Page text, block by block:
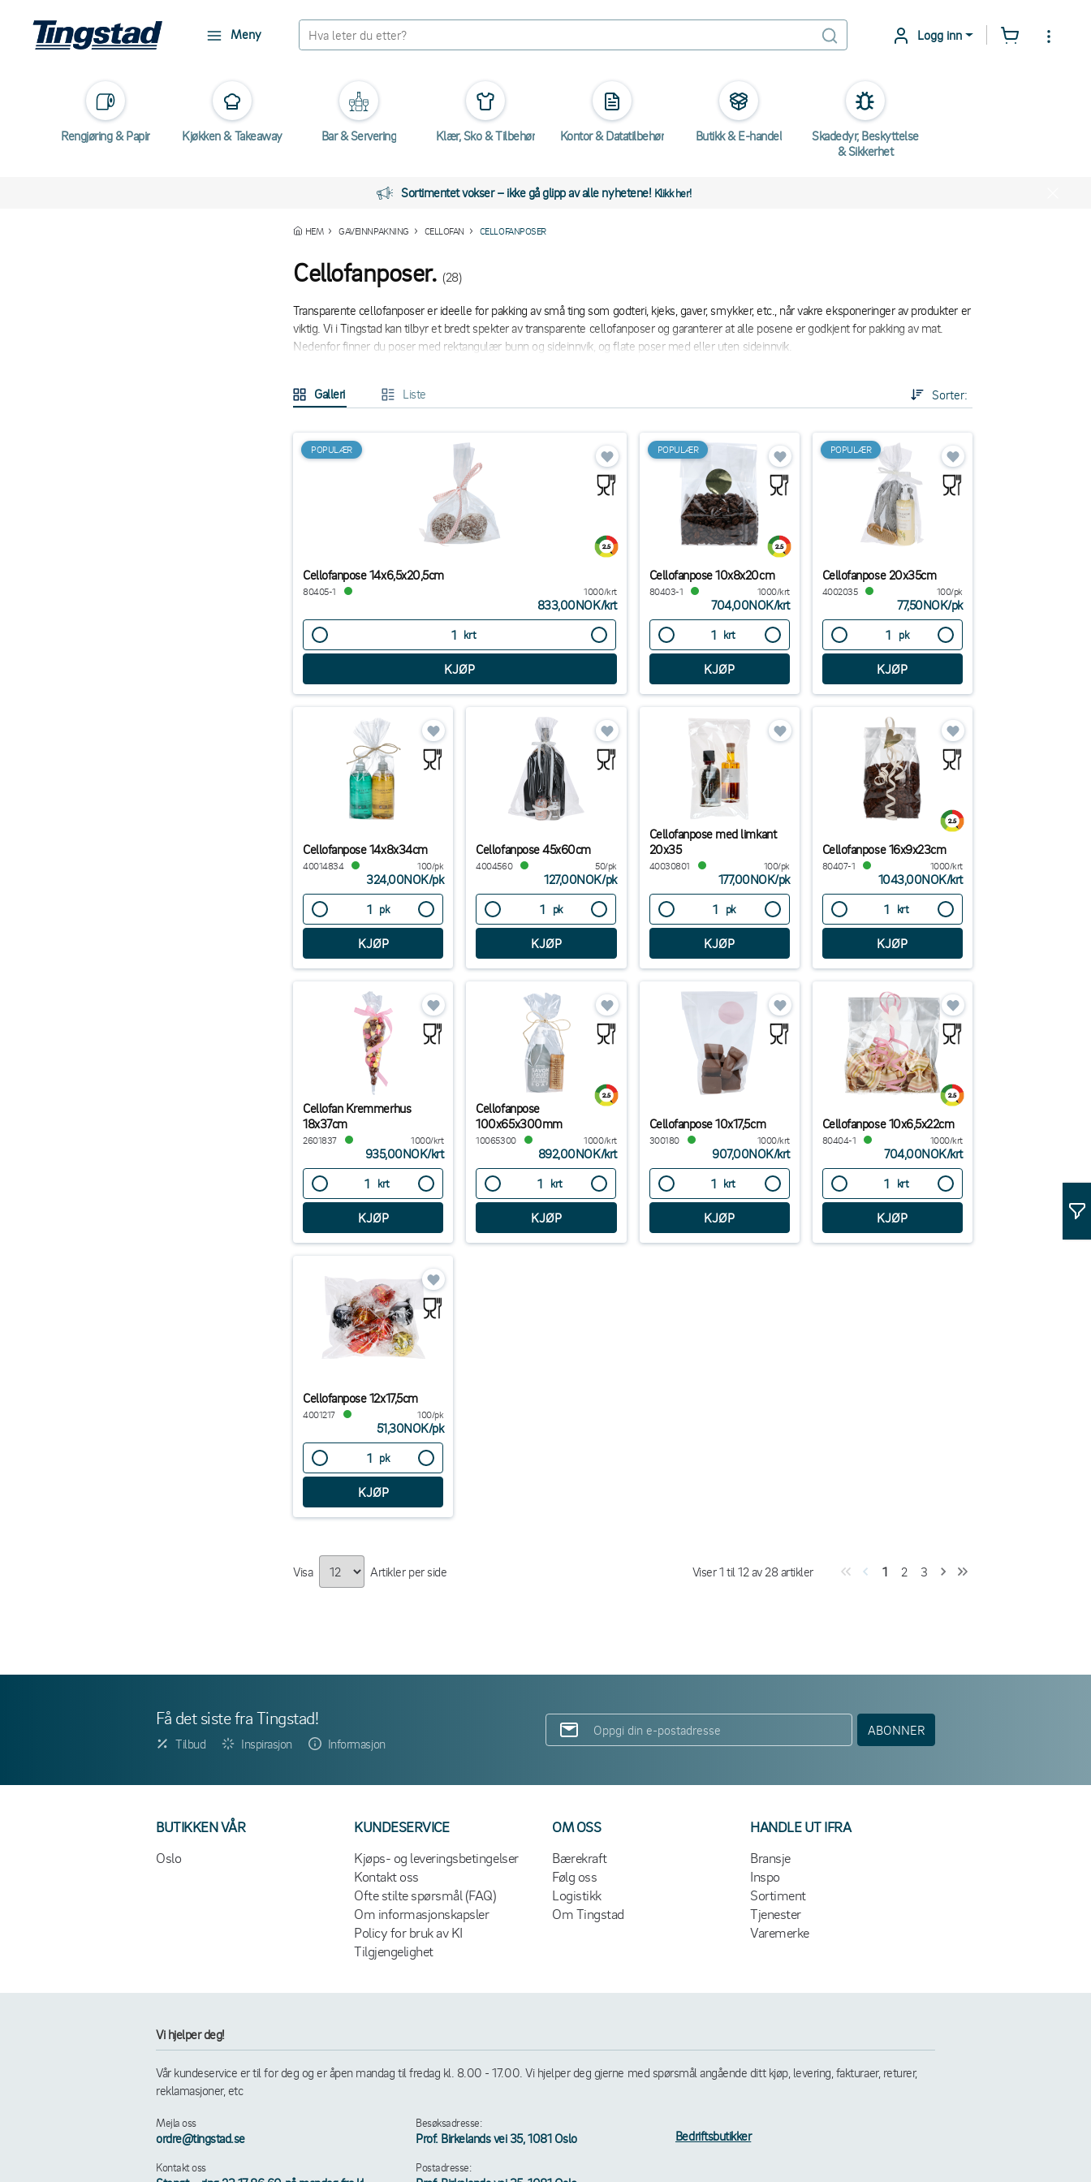
Meny Logg inn
Rengjøring & Papir Kjøkken & Takeaway Bar & Servering Klær, Sko & Tilbehør Kontor & Datatilbehør Butikk & E-handel
Skadedyr, Beskyttelse
& Sikkerhet
Sortimentet vokser – ikke gå glipp av alle nyhetene! Klikk her!
HEM GAVEINNPAKNING CELLOFAN CELLOFANPOSER
Cellofanposer. (28)
Transparente cellofanposer er ideelle for pakking av små ting som godteri, kjeks, gaver, smykker, etc., når vakre eksponeringer av produkter er
viktig. Vi i Tingstad kan tilbyr et bredt spekter av transparente cellofanposer og garanterer at alle posene er godkjent for pakking av mat.
Nedenfor finner du poser med rektangulær bunn og sideinnvik, og flate poser med eller uten sideinnvik.
Galleri Liste Sorter:
POPULÆR
Cellofanpose 14x6,5x20,5cm
80405-1 1000/krt
833,00NOK/krt
krt
POPULÆR
Cellofanpose 10x8x20cm
80403-1 1000/krt
704,00NOK/krt
krt
POPULÆR
Cellofanpose 20x35cm
4002035 100/pk
77,50NOK/pk
pk
Cellofanpose 14x8x34cm
40014834 100/pk
324,00NOK/pk
pk
Cellofanpose 45x60cm
4004560 50/pk
127,00NOK/pk
pk
Cellofanpose med limkant
20x35
40030801 100/pk
177,00NOK/pk
pk
Cellofanpose 16x9x23cm
80407-1 1000/krt
1043,00NOK/krt
krt
Cellofan Kremmerhus
18x37cm
2601837 1000/krt
935,00NOK/krt
krt
Cellofanpose
100x65x300mm
10065300 1000/krt
892,00NOK/krt
krt
Cellofanpose 10x17,5cm
300180 1000/krt
907,00NOK/krt
krt
Cellofanpose 10x6,5x22cm
80404-1 1000/krt
704,00NOK/krt
krt
Cellofanpose 12x17,5cm
4001217 100/pk
51,30NOK/pk
pk
Visa Artikler per side Viser1 til12av 28artikler 1 2 3
Få det siste fra Tingstad!
Tilbud Inspirasjon Informasjon
ABONNER
BUTIKKEN VÅR
Oslo
KUNDESERVICE
Kjøps- og leveringsbetingelser
Kontakt oss
Ofte stilte spørsmål (FAQ)
Om informasjonskapsler
Policy for bruk av KI
Tilgjengelighet
OM OSS
Bærekraft
Følg oss
Logistikk
Om Tingstad
HANDLE UT IFRA
Bransje
Inspo
Sortiment
Tjenester
Varemerke
Vi hjelper deg!
Vår kundeservice er til for deg og er åpen mandag til fredag kl. 8.00 - 17.00. Vi hjelper deg gjerne med spørsmål angående ditt kjøp, levering, fakturaer, returer,
reklamasjoner, etc
Mejla oss
ordre@tingstad.se
Kontakt oss
Besøksadresse:
Prof. Birkelands vei 35, 1081 Oslo
Postadresse:
Bedriftsbutikker